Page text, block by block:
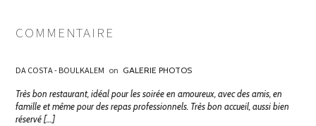
COMMENTAIRE
DA COSTA - BOULKALEM on GALERIE PHOTOS
Très bon restaurant, idéal pour les soirée en amoureux, avec des amis, en
famille et même pour des repas professionnels. Très bon accueil, aussi bien
réservé […]